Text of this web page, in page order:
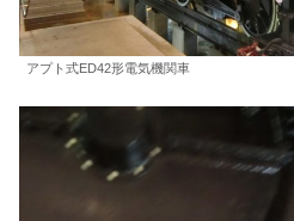
アプト式ED42形電気機関車